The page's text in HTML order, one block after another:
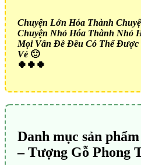
Chuyện Lớn Hóa Thành
Chuyện Nhỏ Hóa Thành Nhỏ
Mọi Vấn Đề Đều Có Thể Được
Vẻ 🙂
🍀🍀🍀
Danh mục sản
– Tượng Gỗ Phong